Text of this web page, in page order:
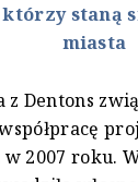
staną
miasta
Dentons
w 2007 roku.